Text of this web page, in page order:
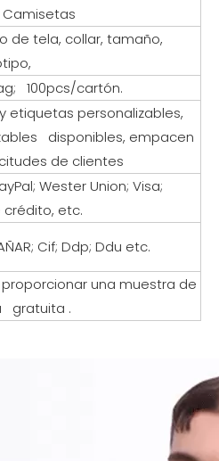
de tela, collar, tamaño,
100pcs/cartón.
etiquetas personalizables,
disponibles, empacen
de clientes
Wester Union; Visa;
crédito, etc.
Cif; Ddp; Ddu etc.
una muestra de
gratuita .